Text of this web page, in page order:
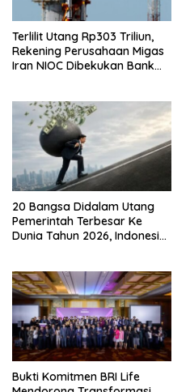
Terlilit Utang Rp303 Triliun,
Rekening Perusahaan Migas
Iran NIOC Dibekukan Bank
20 Bangsa Didalam Utang
Pemerintah Terbesar Ke
Dunia Tahun 2026, Indonesia
Bukti Komitmen BRI Life